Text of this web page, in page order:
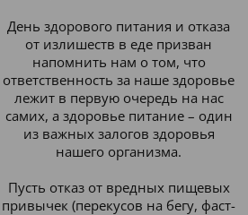
День здорового питания и отказа
от излишеств в еде призван
напомнить нам о том, что
ответственность за наше здоровье
лежит в первую очередь на нас
самих, а здоровье питание – один
из важных залогов здоровья
нашего организма.
Пусть отказ от вредных пищевых
привычек (перекусов на бегу, фаст-